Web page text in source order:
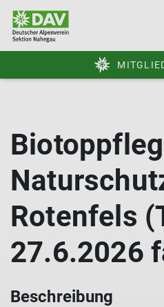
Rotenfels
27.6.2026
Beschreibung